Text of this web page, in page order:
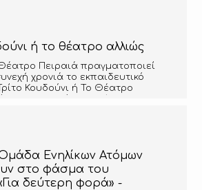
ή το θέατρο αλλιώς
Θέατρο Πειραιά πραγματοποιεί
χρονιά το εκπαιδευτικό
Κουδούνι ή Το Θέατρο
Ενηλίκων Ατόμων
στο φάσμα του
δεύτερη φορά» -